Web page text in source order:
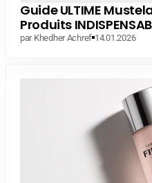
Guide ULTIME
Produits
par Khedher Achref 14.01.2026